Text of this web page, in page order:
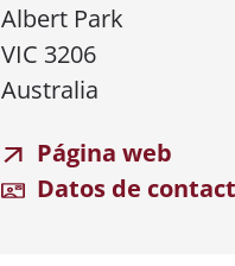
Albert Park
VIC 3206
Australia
Página web
Datos de